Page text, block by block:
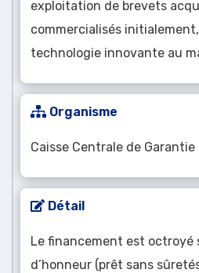
exploitation de brevets
commercialisés
technologie innovante au
Organisme
Caisse Centrale de
Détail
Le financement est octroyé
d’honneur (prêt sans